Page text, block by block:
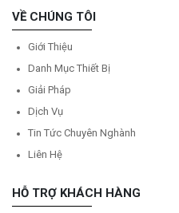
VỀ CHÚNG TÔI
Giới Thiệu
Danh Mục Thiết Bị
Giải Pháp
Dịch Vụ
Tin Tức Chuyên Nghành
Liên Hệ
HỖ TRỢ KHÁCH HÀNG